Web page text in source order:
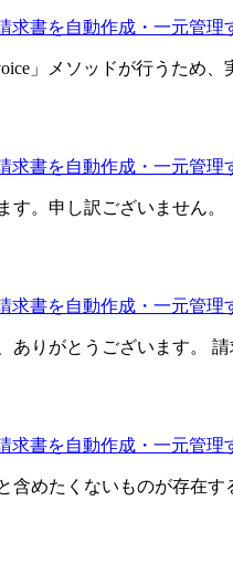
求書を自動作成・一元管理
」メソッドが行うため
求書を自動作成・一元管理
。申し訳ございません。
求書を自動作成・一元管理
ありがとうございます。
求書を自動作成・一元管理
含めたくないものが存在